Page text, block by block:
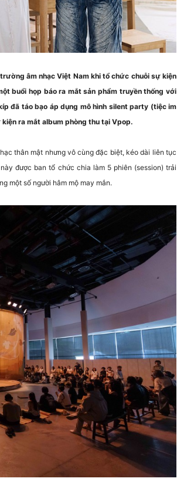
âm nhạc Việt Nam khi tổ chức chuỗi sự kiện
buổi họp báo ra mắt sản phẩm truyền thống với
đã táo bạo áp dụng mô hình silent party (tiệc im
ra mắt album phòng thu tại Vpop.
thân mật nhưng vô cùng đặc biệt, kéo dài liên tục
được ban tổ chức chia làm 5 phiên (session) trải
một số người hâm mộ may mắn.